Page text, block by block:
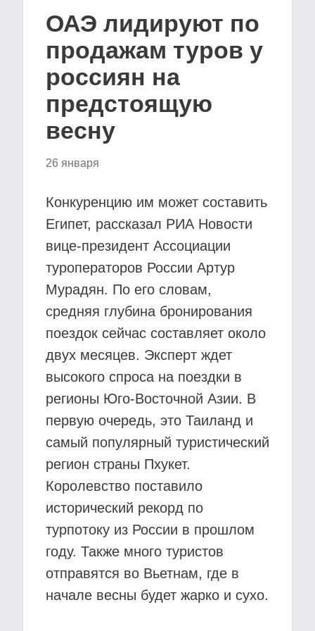
ОАЭ лидируют по
продажам туров у
россиян на
предстоящую
весну
26 января
Конкуренцию им может составить
Египет, рассказал РИА Новости
вице-президент Ассоциации
туроператоров России Артур
Мурадян. По его словам,
средняя глубина бронирования
поездок сейчас составляет около
двух месяцев. Эксперт ждет
высокого спроса на поездки в
регионы Юго-Восточной Азии. В
первую очередь, это Таиланд и
самый популярный туристический
регион страны Пхукет.
Королевство поставило
исторический рекорд по
турпотоку из России в прошлом
году. Также много туристов
отправятся во Вьетнам, где в
начале весны будет жарко и сухо.